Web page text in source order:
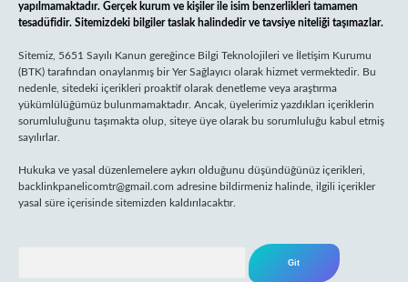
yapılmamaktadır. Gerçek kurum ve kişiler ile isim benzerlikleri tamamen
tesadüfidir. Sitemizdeki bilgiler taslak halindedir ve tavsiye niteliği taşımazlar.
Sitemiz, 5651 Sayılı Kanun gereğince Bilgi Teknolojileri ve İletişim Kurumu
(BTK) tarafından onaylanmış bir Yer Sağlayıcı olarak hizmet vermektedir. Bu
nedenle, sitedeki içerikleri proaktif olarak denetleme veya araştırma
yükümlülüğümüz bulunmamaktadır. Ancak, üyelerimiz yazdıkları içeriklerin
sorumluluğunu taşımakta olup, siteye üye olarak bu sorumluluğu kabul etmiş
sayılırlar.
Hukuka ve yasal düzenlemelere aykırı olduğunu düşündüğünüz içerikleri,
backlinkpanelicomtr@gmail.com adresine bildirmeniz halinde, ilgili içerikler
yasal süre içerisinde sitemizden kaldırılacaktır.